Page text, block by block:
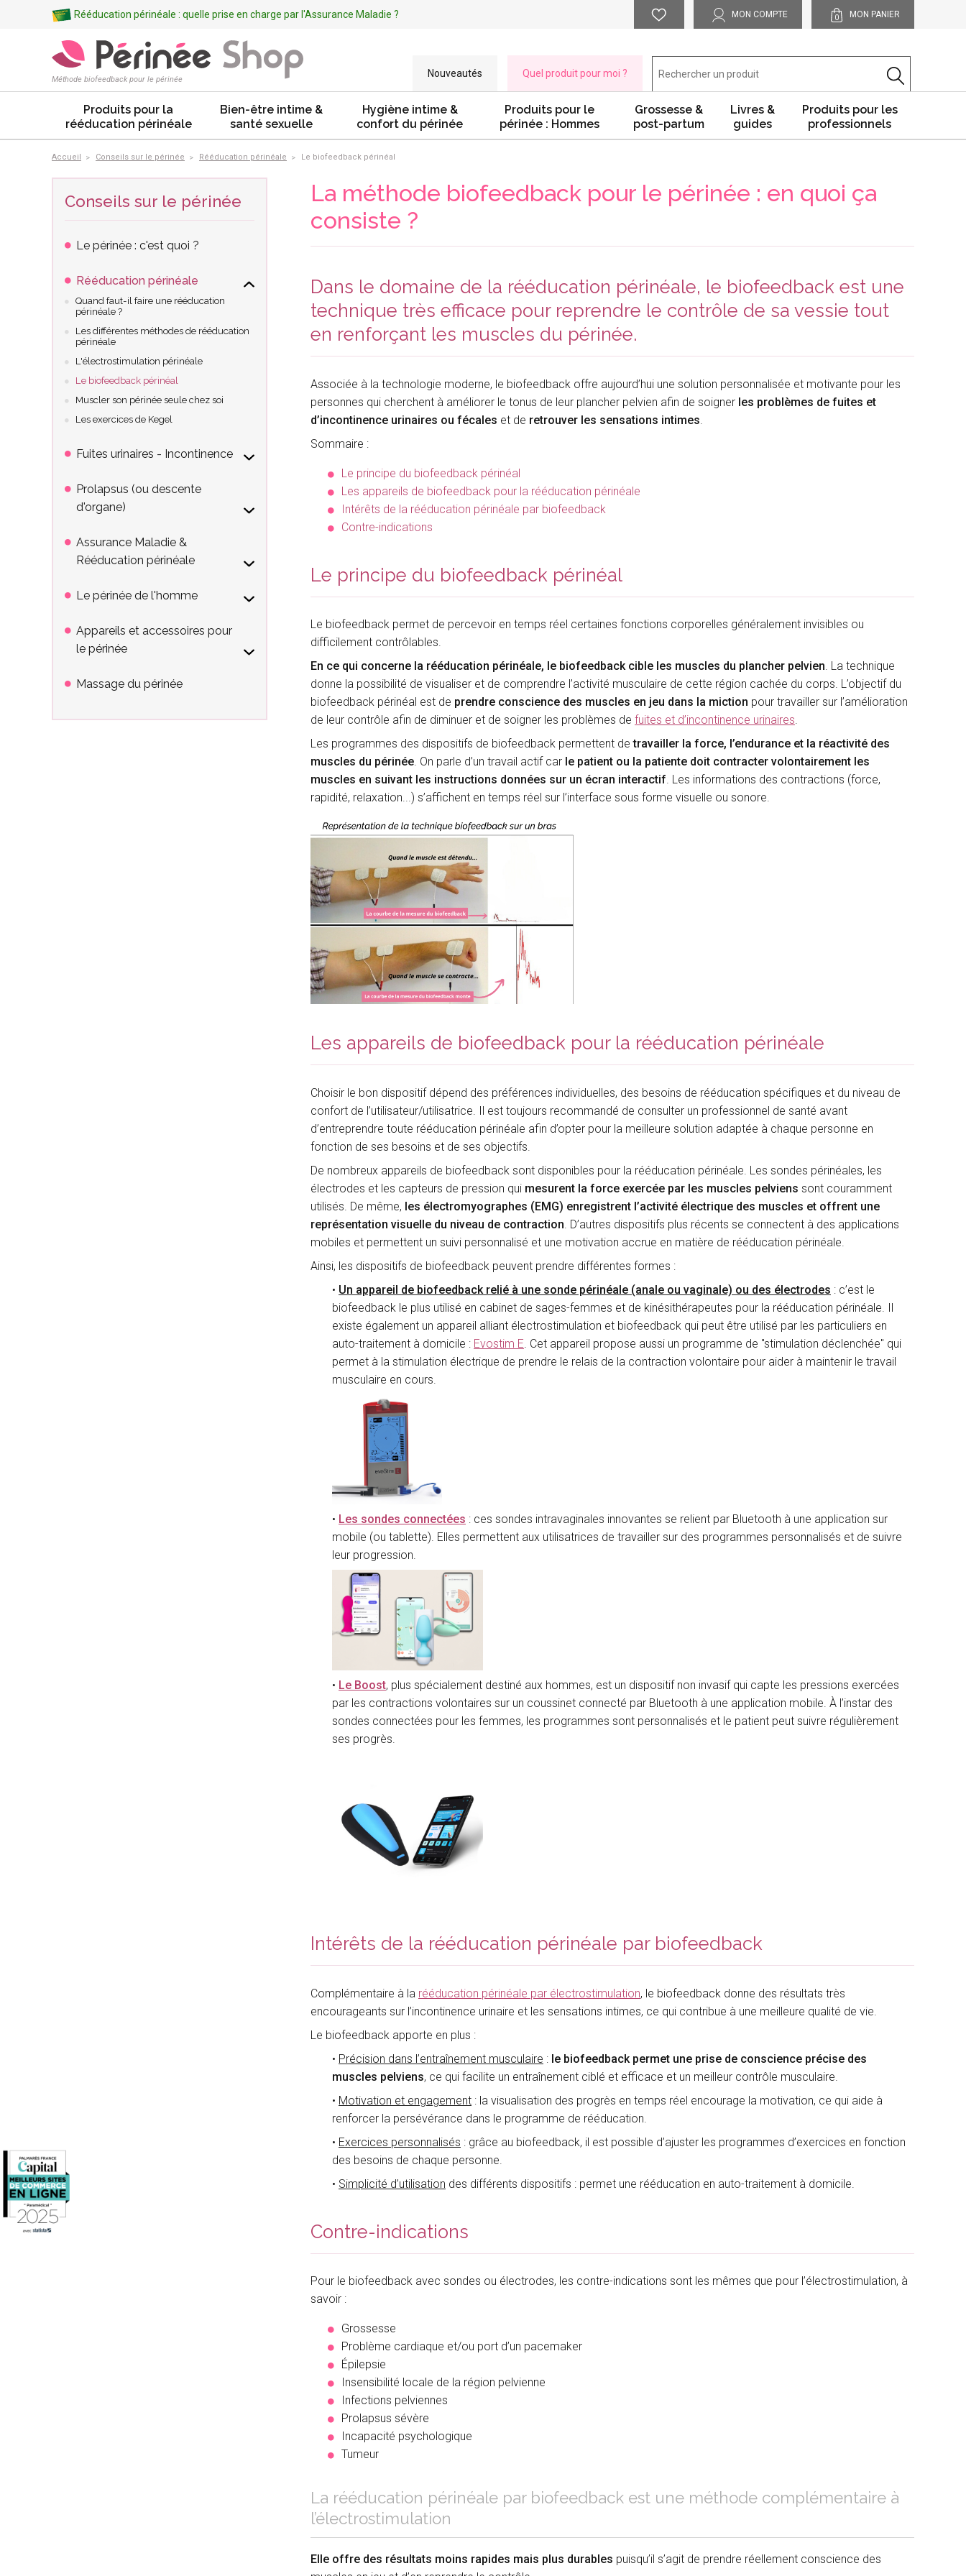
Rééducation périnéale : quelle prise en charge par l'Assurance Maladie ? MON COMPTE 0 MON PANIER
Méthode biofeedback pour le périnée
Nouveautés Quel produit pour moi ?
Produits pour la
rééducation périnéale
Bien-être intime &
santé sexuelle
Hygiène intime &
confort du périnée
Produits pour le
périnée : Hommes
Grossesse &
post-partum
Livres &
guides
Produits pour les
professionnels
Accueil Conseils sur le périnée Rééducation périnéale Le biofeedback périnéal
La méthode biofeedback pour le périnée : en quoi ça
consiste ?
Dans le domaine de la rééducation périnéale, le biofeedback est une
technique très efficace pour reprendre le contrôle de sa vessie tout
en renforçant les muscles du périnée.
Associée à la technologie moderne, le biofeedback offre aujourd’hui une solution personnalisée et motivante pour les
personnes qui cherchent à améliorer le tonus de leur plancher pelvien afin de soigner les problèmes de fuites et
d’incontinence urinaires ou fécales et de retrouver les sensations intimes
Sommaire :
Le principe du biofeedback périnéal
Les appareils de biofeedback pour la rééducation périnéale
Intérêts de la rééducation périnéale par biofeedback
Contre-indications
Le principe du biofeedback périnéal
Le biofeedback permet de percevoir en temps réel certaines fonctions corporelles généralement invisibles ou
difficilement contrôlables.
En ce qui concerne la rééducation périnéale, le biofeedback cible les muscles du plancher pelvien. La technique
donne la possibilité de visualiser et de comprendre l’activité musculaire de cette région cachée du corps. L’objectif du
biofeedback périnéal est de prendre conscience des muscles en jeu dans la miction pour travailler sur l’amélioration
de leur contrôle afin de diminuer et de soigner les problèmes de fuites et d’incontinence urinaires.
Les programmes des dispositifs de biofeedback permettent detravailler la force, l’endurance et la réactivité des
muscles du périnée. On parle d’un travail actif car le patient ou la patiente doit contracter volontairement les
muscles en suivant les instructions données sur un écran interactif. Les informations des contractions (force,
rapidité, relaxation...) s’affichent en temps réel sur l’interface sous forme visuelle ou sonore.
Les appareils de biofeedback pour la rééducation périnéale
Choisir le bon dispositif dépend des préférences individuelles, des besoins de rééducation spécifiques et du niveau de
confort de l’utilisateur/utilisatrice. Il est toujours recommandé de consulter un professionnel de santé avant
d’entreprendre toute rééducation périnéale afin d’opter pour la meilleure solution adaptée à chaque personne en
fonction de ses besoins et de ses objectifs.
De nombreux appareils de biofeedback sont disponibles pour la rééducation périnéale. Les sondes périnéales, les
électrodes et les capteurs de pression qui mesurent la force exercée par les muscles pelviens sont couramment
utilisés. De même, les électromyographes (EMG) enregistrent l’activité électrique des muscles et offrent une
représentation visuelle du niveau de contraction . D’autres dispositifs plus récents se connectent à des applications
mobiles et permettent un suivi personnalisé et une motivation accrue en matière de rééducation périnéale.
Ainsi, les dispositifs de biofeedback peuvent prendre différentes formes :
• Un appareil de biofeedback relié à une sonde périnéale (anale ou vaginale) ou des électrodes : c’est le
biofeedback le plus utilisé en cabinet de sages-femmes et de kinésithérapeutes pour la rééducation périnéale. Il
existe également un appareil alliant électrostimulation et biofeedback qui peut être utilisé par les particuliers en
auto-traitement à domicile : Evostim E . Cet appareil propose aussi un programme de "stimulation déclenchée" qui
permet à la stimulation électrique de prendre le relais de la contraction volontaire pour aider à maintenir le travail
musculaire en cours.
• Les sondes connectées : ces sondes intravaginales innovantes se relient par Bluetooth à une application sur
mobile (ou tablette). Elles permettent aux utilisatrices de travailler sur des programmes personnalisés et de suivre
leur progression.
• Le Boost, plus spécialement destiné aux hommes, est un dispositif non invasif qui capte les pressions exercées
par les contractions volontaires sur un coussinet connecté par Bluetooth à une application mobile. À l’instar des
sondes connectées pour les femmes, les programmes sont personnalisés et le patient peut suivre régulièrement
ses progrès.
Intérêts de la rééducation périnéale par biofeedback
Complémentaire à la rééducation périnéale par électrostimulation, le biofeedback donne des résultats très
encourageants sur l’incontinence urinaire et les sensations intimes, ce qui contribue à une meilleure qualité de vie.
Le biofeedback apporte en plus :
• Précision dans l’entraînement musculaire : le biofeedback permet une prise de conscience précise des
muscles pelviens, ce qui facilite un entraînement ciblé et efficace et un meilleur contrôle musculaire.
• Motivation et engagement : la visualisation des progrès en temps réel encourage la motivation, ce qui aide à
renforcer la persévérance dans le programme de rééducation.
• Exercices personnalisés : grâce au biofeedback, il est possible d’ajuster les programmes d’exercices en fonction
des besoins de chaque personne.
• Simplicité d’utilisation des différents dispositifs : permet une rééducation en auto-traitement à domicile.
Contre-indications
Pour le biofeedback avec sondes ou électrodes, les contre-indications sont les mêmes que pour l’électrostimulation, à
savoir :
Grossesse
Problème cardiaque et/ou port d’un pacemaker
Épilepsie
Insensibilité locale de la région pelvienne
Infections pelviennes
Prolapsus sévère
Incapacité psychologique
Tumeur
La rééducation périnéale par biofeedback est une méthode complémentaire à
l’électrostimulation
Elle offre des résultats moins rapides mais plus durables puisqu’il s’agit de prendre réellement conscience des
Conseils sur le périnée
Le périnée : c'est quoi ?
Rééducation périnéale
Quand faut-il faire une rééducation
périnéale ?
Les différentes méthodes de rééducation
périnéale
L'électrostimulation périnéale
Le biofeedback périnéal
Muscler son périnée seule chez soi
Les exercices de Kegel
Fuites urinaires - Incontinence
Prolapsus (ou descente
d'organe)
Assurance Maladie &
Rééducation périnéale
Le périnée de l'homme
Appareils et accessoires pour
le périnée
Massage du périnée